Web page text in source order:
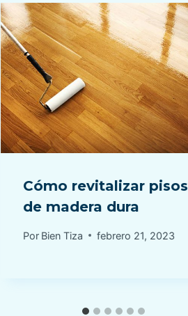
Cómo revitalizar pisos
de madera dura
Por Bien Tiza febrero 21, 2023